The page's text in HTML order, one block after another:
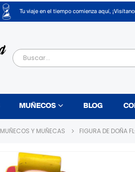
Tu viaje en el tiempo comienza aquí,
MUÑECOS BLOG
MUÑECOS Y MUÑECAS FIGURA DE DOÑA